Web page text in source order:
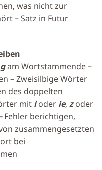
was nicht zur
– Satz in Futur
gam Wortstammende –
– Zweisilbige Wörter
des doppelten
mit i oder ie, zoder
Fehler berichtigen,
zusammengesetzten
bei